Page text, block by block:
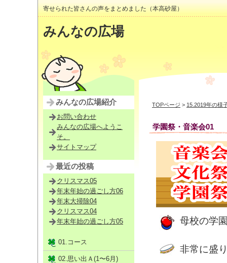
寄せられた皆さんの声をまとめました（本高砂屋）
みんなの広場
TOPページ > 15.2019年の様
学園祭・音楽会01
母校の学
非常に盛
みんなの広場紹介
お問い合わせ
みんなの広場へようこ
そ。
サイトマップ
最近の投稿
クリスマス05
年末年始の過ごし方06
年末大掃除04
クリスマス04
年末年始の過ごし方05
01.コース
02.思い出Ａ(1〜6月)